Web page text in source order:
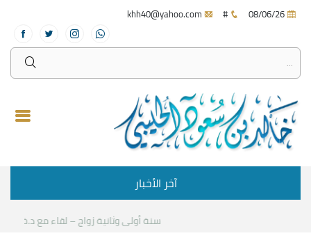
#
آخر الأخبار
سنة أولى وثانية زواج – لقاء مع د.خالد